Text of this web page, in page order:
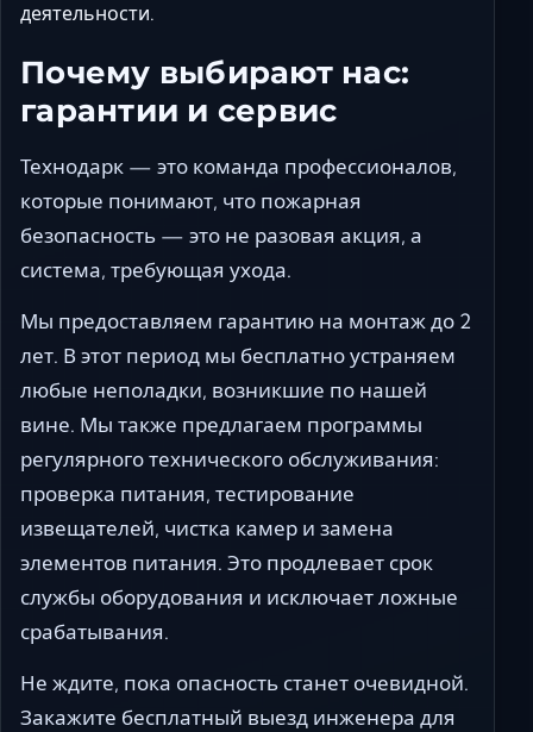
деятельности.
Почему выбирают нас:
гарантии и сервис
Технодарк — это команда профессионалов,
которые понимают, что пожарная
безопасность — это не разовая акция, а
система, требующая ухода.
Мы предоставляем гарантию на монтаж до 2
лет. В этот период мы бесплатно устраняем
любые неполадки, возникшие по нашей
вине. Мы также предлагаем программы
регулярного технического обслуживания:
проверка питания, тестирование
извещателей, чистка камер и замена
элементов питания. Это продлевает срок
службы оборудования и исключает ложные
срабатывания.
Не ждите, пока опасность станет очевидной.
Закажите бесплатный выезд инженера для